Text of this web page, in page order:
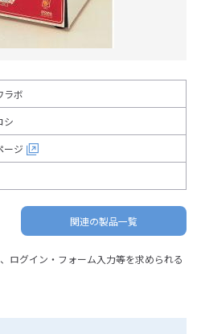
ラボ
シ
ージ
関連の製品一覧
ログイン・フォーム入力等を求められる